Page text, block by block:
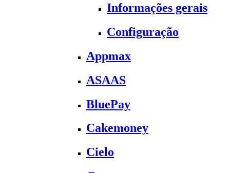
Informações gerais
Configuração
Appmax
ASAAS
BluePay
Cakemoney
Cielo